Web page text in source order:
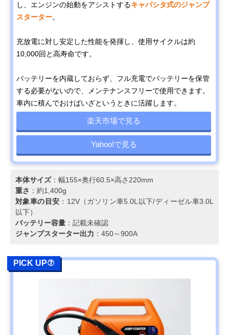
し、エンジンの始動をアシストするキャパシタ式のジャンプ
スターター。
充放電に対し安定した性能を発揮し、使用サイクルは約
10,000回と高寿命です。
バッテリーを内蔵しておらず、フル充電でバッテリーを保管
する必要がないので、メンテナンスフリーで使用できます。
車内に積んでおけばいざというときに活躍します。
楽天市場で見る
Yahoo!で見る
本体サイズ：幅155×奥行60.5×高さ220mm
重さ ：約1,400g
対象車の目安 ：12V（ガソリン車5.0L以下/ディーゼル車3.0L
以下）
バッテリー容量 ：記載未確認
ジャンプスターター出力 ：450～900A
PICK UP⑦